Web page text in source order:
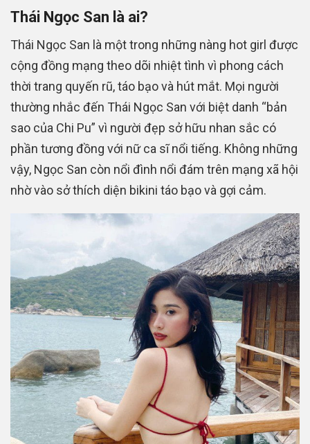
Thái Ngọc San là ai?
Thái Ngọc San là một trong những nàng hot girl được
cộng đồng mạng theo dõi nhiệt tình vì phong cách
thời trang quyến rũ, táo bạo và hút mắt. Mọi người
thường nhắc đến Thái Ngọc San với biệt danh “bản
sao của Chi Pu” vì người đẹp sở hữu nhan sắc có
phần tương đồng với nữ ca sĩ nổi tiếng. Không những
vậy, Ngọc San còn nổi đình nổi đám trên mạng xã hội
nhờ vào sở thích diện bikini táo bạo và gợi cảm.